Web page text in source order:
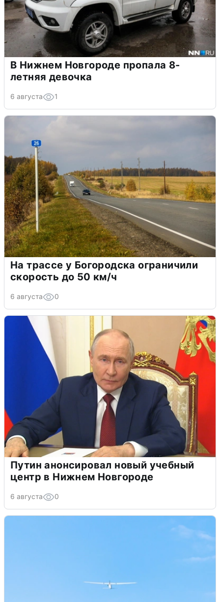
В Нижнем Новгороде пропала 8-
летняя девочка
6 августа 1
На трассе у Богородска ограничили
скорость до 50 км/ч
6 августа 0
Путин анонсировал новый учебный
центр в Нижнем Новгороде
6 августа 0